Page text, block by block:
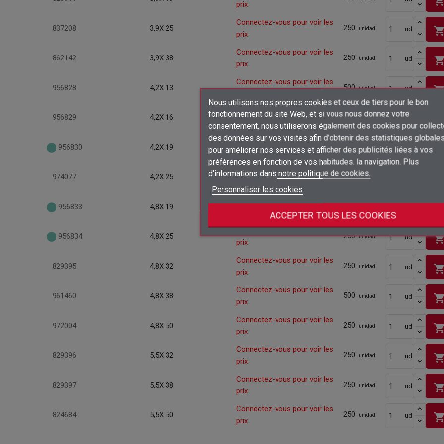
Ajouter à ma liste d'envies ×
add_circle_outline
Créer une nouvelle liste
Créer une liste d'envies ×
Nom de la liste d'envies
Annuler
Connexion
Vous devez être connecté pour ajouter des produits à votre liste
Nous utilisons nos propres cookies et ceux de tiers pour le bon
fonctionnement du site Web, et si vous nous donnez votre
consentement, nous utiliserons également des cookies pour
des données sur vos visites afin d'obtenir des statistiques
pour améliorer nos services et afficher des publicités liées à vos
préférences en fonction de vos habitudes. la navigation. Plus
d'informations dans notre politique de cookies.
Personnaliser les cookies
ACCEPTER TOUS LES COOKIES
prix
837208 3,9X 25
Connectez-vous pour voir les
prix
250 unidad ud
862142 3,9X 38
Connectez-vous pour voir les
prix
250 unidad ud
956828 4,2X 13
Connectez-vous pour voir les
500 unidad ud
956829 4,2X 16
Connectez-vous pour voir les
prix
500 unidad ud
956830 4,2X 19
Connectez-vous pour voir les
prix
500 unidad ud
974077 4,2X 25
Connectez-vous pour voir les
250 unidad
956833 4,8X 19
Connectez-vous pour voir les
250
956834 4,8X 25
Connectez-vous pour voir les
prix
250 unidad ud
829395 4,8X 32
Connectez-vous pour voir les
prix
250 unidad ud
961460 4,8X 38
Connectez-vous pour voir les
prix
500 unidad ud
972004 4,8X 50
Connectez-vous pour voir les
prix
250 unidad ud
829396 5,5X 32
Connectez-vous pour voir les
prix
250 unidad ud
829397 5,5X 38
Connectez-vous pour voir les
prix
250 unidad ud
824684 5,5X 50
Connectez-vous pour voir les
prix
250 unidad ud